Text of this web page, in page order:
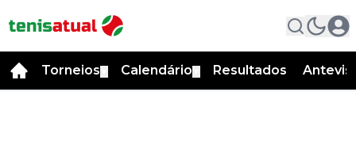
Torneios Calendário Resultados